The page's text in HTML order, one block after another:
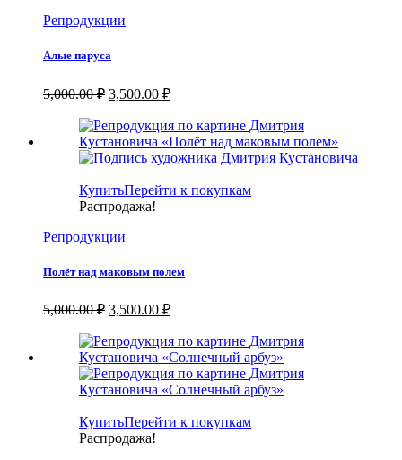
Репродукции
Алые паруса
5,000.00 ₽ Первоначальная
составляла
5,000.00 ₽.
3,500.00 ₽Текущая
3,500.00 ₽.
КупитьПерейти к покупкам
Распродажа!
Репродукции
Полёт над маковым полем
5,000.00 ₽ Первоначальная
составляла
5,000.00 ₽.
3,500.00 ₽Текущая
3,500.00 ₽.
КупитьПерейти к покупкам
Распродажа!